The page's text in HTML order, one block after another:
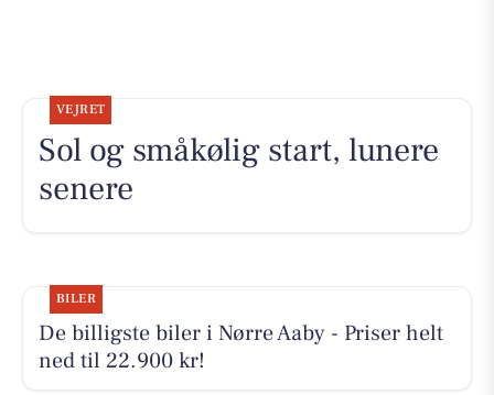
VEJRET
Sol og småkølig start, lunere
senere
BILER
De billigste biler i Nørre Aaby - Priser helt
ned til 22.900 kr!